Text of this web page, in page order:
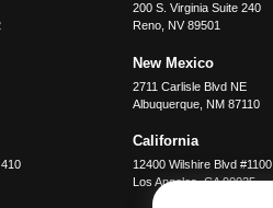
200 S. Virginia Suite 240
Reno, NV 89501
New Mexico
2711 Carlisle Blvd NE
Albuquerque, NM 87110
California
12400 Wilshire Blvd #1100
Los Angeles,CA 90025